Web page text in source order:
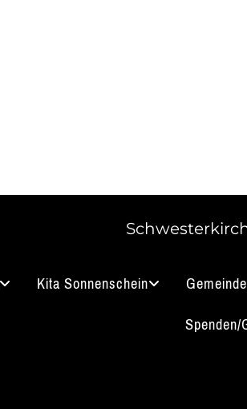
Kita Sonnenschein
Spenden/